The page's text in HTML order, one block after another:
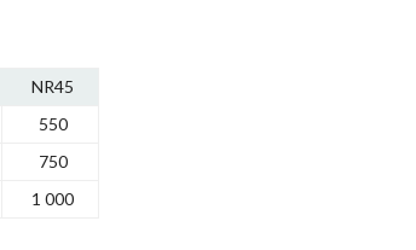
NR45
550
750
1 000